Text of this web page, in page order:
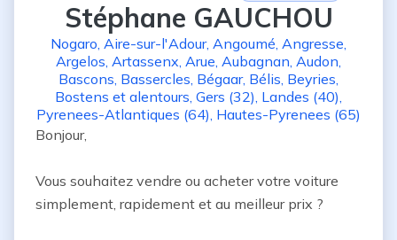
Stéphane GAUCHOU
Nogaro, Aire-sur-l'Adour, Angoumé, Angresse,
Argelos, Artassenx, Arue, Aubagnan, Audon,
Bascons, Bassercles, Bégaar, Bélis, Beyries,
Bostens et alentours, Gers (32), Landes (40),
Pyrenees-Atlantiques (64), Hautes-Pyrenees (65)
Bonjour,
Vous souhaitez vendre ou acheter votre voiture
simplement, rapidement et au meilleur prix ?